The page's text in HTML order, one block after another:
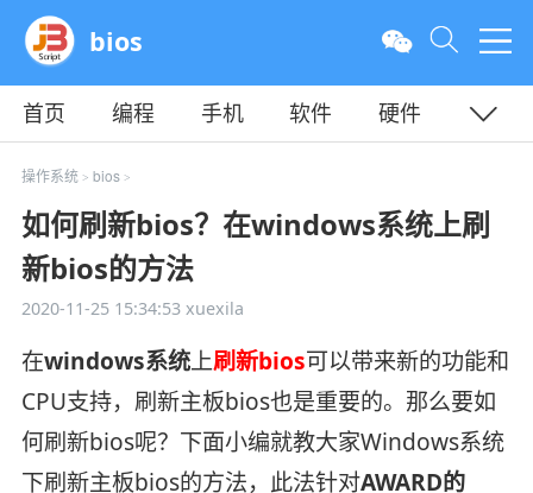
bios
首页 编程 手机 软件
硬件
教程
平面
操作系统> bios>
如何刷新bios？在windows系统上刷
新bios的方法
2020-11-25 15:34:53xuexila
在windows系统上刷新bios可以带来新的功能和
CPU支持，刷新主板bios也是重要的。那么要如
何刷新bios呢？下面小编就教大家Windows系统
下刷新主板bios的方法，此法针对AWARD的